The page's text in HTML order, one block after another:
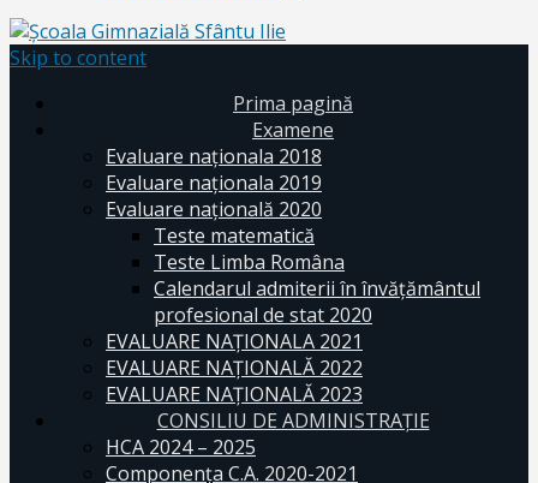
Skip to content
Prima pagină
Examene
Evaluare naționala 2018
Evaluare naționala 2019
Evaluare națională 2020
Teste matematică
Teste Limba Româna
Calendarul admiterii în învăţământul
profesional de stat 2020
EVALUARE NAȚIONALA 2021
EVALUARE NAŢIONALĂ 2022
EVALUARE NAŢIONALĂ 2023
CONSILIU DE ADMINISTRAȚIE
HCA 2024 – 2025
Componența C.A. 2020-2021